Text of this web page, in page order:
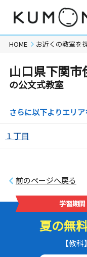
HOME お近くの教室を
山口県下関市
の公文式教室
さらに以下よりエリア
１丁目
前のページへ戻る
学習期
夏の無
【教